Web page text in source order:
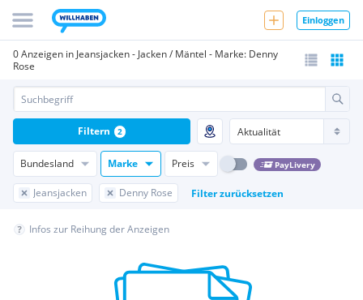
Einloggen
0 Anzeigen in Jeansjacken - Jacken / Mäntel - Marke: Denny
Rose
Bundesland Marke Preis PayLivery
Jeansjacken Denny Rose Filter zurücksetzen
Filtern 2
Infos zur Reihung der Anzeigen